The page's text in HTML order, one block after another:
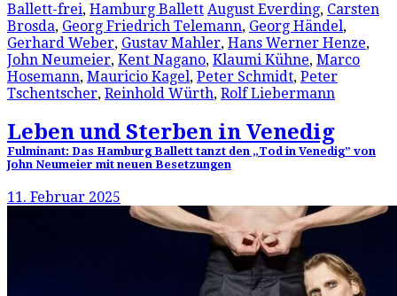
Ballett-frei, Hamburg Ballett August Everding, Carsten
Brosda, Georg Friedrich Telemann, Georg Händel,
Gerhard Weber, Gustav Mahler, Hans Werner Henze,
John Neumeier, Kent Nagano, Klaumi Kühne, Marco
Hosemann, Mauricio Kagel, Peter Schmidt, Peter
Tschentscher, Reinhold Würth, Rolf Liebermann
Leben und Sterben in Venedig
Fulminant: Das Hamburg Ballett tanzt den „Tod in Venedig” von
John Neumeier mit neuen Besetzungen
11. Februar 2025